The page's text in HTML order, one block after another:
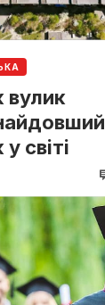
вулик
світі